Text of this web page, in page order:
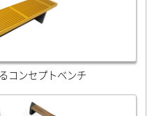
コンセプトベンチ